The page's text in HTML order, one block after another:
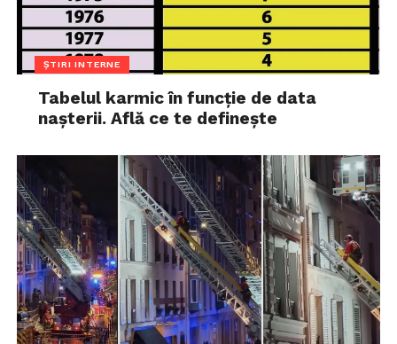
ȘTIRI INTERNE
Tabelul karmic în funcție de data
nașterii. Află ce te definește